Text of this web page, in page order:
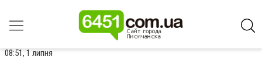
08:51, 1 липня